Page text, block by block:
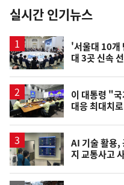
뉴
스
실시간 인기뉴스
'서울대 10개
대 3곳 신속
이 대통령 "
대응 최대치
AI 기술 활용
지 교통사고